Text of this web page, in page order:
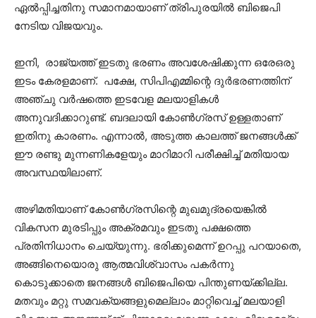
ഏല്‍പ്പിച്ചതിനു സമാനമായാണ് ത്രിപുരയില്‍ ബിജെപി
നേടിയ വിജയവും.
ഇനി, രാജ്യത്ത് ഇടതു ഭരണം അവശേഷിക്കുന്ന ഒരേഒരു
ഇടം കേരളമാണ്. പക്ഷേ, സിപിഎമ്മിന്റെ ദുര്‍ഭരണത്തിന്
അഞ്ചു വര്‍ഷത്തെ ഇടവേള മലയാളികള്‍
അനുവദിക്കാറുണ്ട്. ബദലായി കോണ്‍ഗ്രസ് ഉള്ളതാണ്
ഇതിനു കാരണം. എന്നാല്‍, അടുത്ത കാലത്ത് ജനങ്ങള്‍ക്ക്
ഈ രണ്ടു മുന്നണികളേയും മാറിമാറി പരീക്ഷിച്ച് മതിയായ
അവസ്ഥയിലാണ്.
അഴിമതിയാണ് കോണ്‍ഗ്രസിന്റെ മുഖമുദ്രയെങ്കില്‍
വികസന മുരടിപ്പും അക്രമവും ഇടതു പക്ഷത്തെ
പ്രതിനിധാനം ചെയ്യുന്നു. ഭരിക്കുമെന്ന് ഉറപ്പു പറയാതെ,
അങ്ങിനെയൊരു ആത്മവിശ്വാസം പകര്‍ന്നു
കൊടുക്കാതെ ജനങ്ങള്‍ ബിജെപിയെ പിന്തുണയ്ക്കില്ല.
മതവും മറ്റു സമവക്യങ്ങളുമെല്ലാം മാറ്റിവെച്ച് മലയാളി